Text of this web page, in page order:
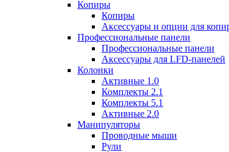
Копиры
Копиры
Аксессуары и опции для
Профессиональные панели
Профессиональные панели
Аксессуары для LFD-панелей
Колонки
Активные 1.0
Комплекты 2.1
Комплекты 5.1
Активные 2.0
Манипуляторы
Проводные мыши
Рули